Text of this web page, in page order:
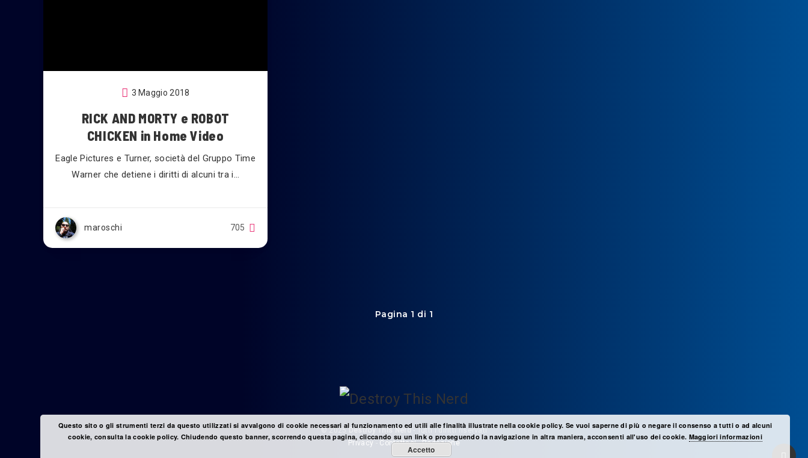
3 Maggio 2018
RICK AND MORTY e ROBOT
CHICKEN in Home Video
Eagle Pictures e Turner, società del Gruppo Time
Warner che detiene i diritti di alcuni tra i…
maroschi 705
Pagina 1 di 1
© 2025Destroy This Nerd- Tutti i diritti riservati
Privacy
Contattaci-Redazione
Questo sito o gli strumenti terzi da questo utilizzati si avvalgono di cookie necessari al funzionamento ed utili alle finalità illustrate nella cookie policy. Se vuoi saperne di più o negare il consenso a tutti o ad alcuni
cookie, consulta la cookie policy. Chiudendo questo banner, scorrendo questa pagina, cliccando su un link o proseguendo la navigazione in altra maniera, acconsenti all'uso dei cookie. Maggiori informazioni
Accetto